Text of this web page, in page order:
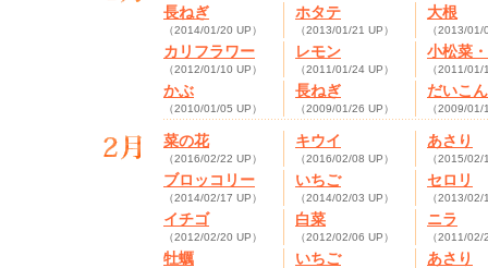
長ねぎ
（2014/01/20 UP）
ホタテ
（2013/01/21 UP）
大根
（2013/01/
カリフラワー
（2012/01/10 UP）
レモン
（2011/01/24 UP）
小松菜
（2011/01/
かぶ
（2010/01/05 UP）
長ねぎ
（2009/01/26 UP）
だいこん
（2009/01/
菜の花
（2016/02/22 UP）
キウイ
（2016/02/08 UP）
あさり
（2015/02/
ブロッコリー
（2014/02/17 UP）
いちご
（2014/02/03 UP）
セロリ
（2013/02/
イチゴ
（2012/02/20 UP）
白菜
（2012/02/06 UP）
ニラ
（2011/02/
牡蠣 いちご あさり